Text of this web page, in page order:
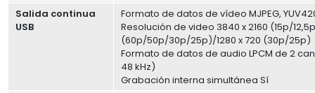
Salida continua
USB
Formato de datos de vídeo MJPEG,
Resolución de video 3840 x 2160 (15p/
(60p/50p/30p/25p)/1280 x 720 (30p/25p)
Formato de datos de audio LPCM de 2
48 kHz)
Grabación interna simultánea Sí